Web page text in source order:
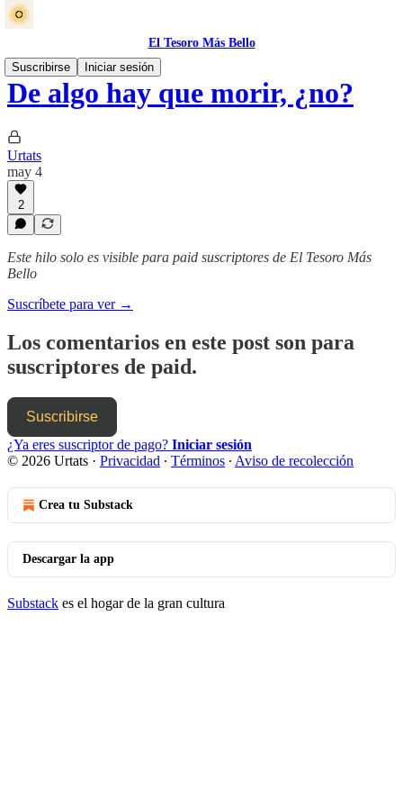
El Tesoro Más Bello
Suscribirse
Iniciar sesión
De algo hay que morir, ¿no?
Urtats
may 4
2
Este hilo solo es visible para paid suscriptores de El Tesoro Más
Bello
Suscríbete para ver →
Los comentarios en este post son para
suscriptores de paid.
Suscribirse
¿Ya eres suscriptor de pago? Iniciar sesión
© 2026 Urtats · Privacidad ∙ Términos ∙ Aviso de recolección
Crea tu Substack
Descargar la app
Substack es el hogar de la gran cultura